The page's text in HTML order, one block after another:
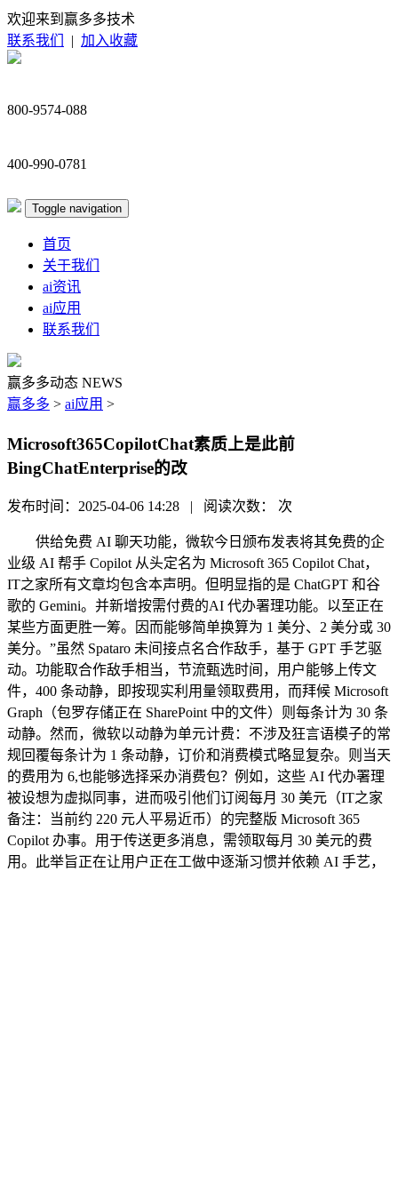
欢迎来到赢多多技术
联系我们
| 加入收藏
800-9574-088
400-990-0781
Toggle navigation
首页
关于我们
ai资讯
ai应用
联系我们
赢多多动态 NEWS
赢多多 > ai应用 >
Microsoft365CopilotChat素质上是此前
BingChatEnterprise的改
发布时间：2025-04-06 14:28 | 阅读次数： 次
供给免费 AI 聊天功能，微软今日颁布发表将其免费的企
业级 AI 帮手 Copilot 从头定名为 Microsoft 365 Copilot Chat，
IT之家所有文章均包含本声明。但明显指的是 ChatGPT 和谷
歌的 Gemini。并新增按需付费的AI 代办署理功能。以至正在
某些方面更胜一筹。因而能够简单换算为 1 美分、2 美分或 30
美分。”虽然 Spataro 未间接点名合作敌手，基于 GPT 手艺驱
动。功能取合作敌手相当，节流甄选时间，用户能够上传文
件，400 条动静，即按现实利用量领取费用，而拜候 Microsoft
Graph（包罗存储正在 SharePoint 中的文件）则每条计为 30 条
动静。然而，微软以动静为单元计费：不涉及狂言语模子的常
规回覆每条计为 1 条动静，订价和消费模式略显复杂。则当天
的费用为 6,也能够选择采办消费包？例如，这些 AI 代办署理
被设想为虚拟同事，进而吸引他们订阅每月 30 美元（IT之家
备注：当前约 220 元人平易近币）的完整版 Microsoft 365
Copilot 办事。用于传送更多消息，需领取每月 30 美元的费
用。此举旨正在让用户正在工做中逐渐习惯并依赖 AI 手艺，